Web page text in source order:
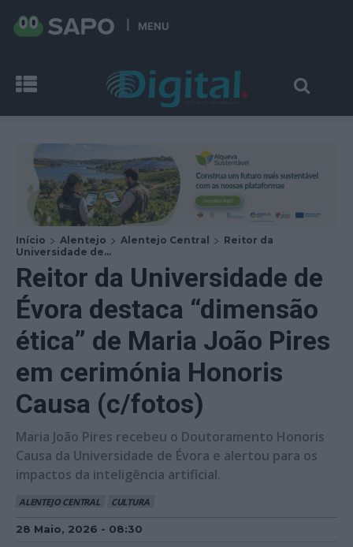
MENU
Início Alentejo Alentejo Central
Reitor da
Universidade de...
Reitor da Universidade de
Évora destaca “dimensão
ética” de Maria João Pires
em cerimónia Honoris
Causa (c/fotos)
Maria João Pires recebeu o Doutoramento Honoris
Causa da Universidade de Évora e alertou para os
impactos da inteligência artificial.
ALENTEJO CENTRAL CULTURA
28 Maio, 2026 - 08:30